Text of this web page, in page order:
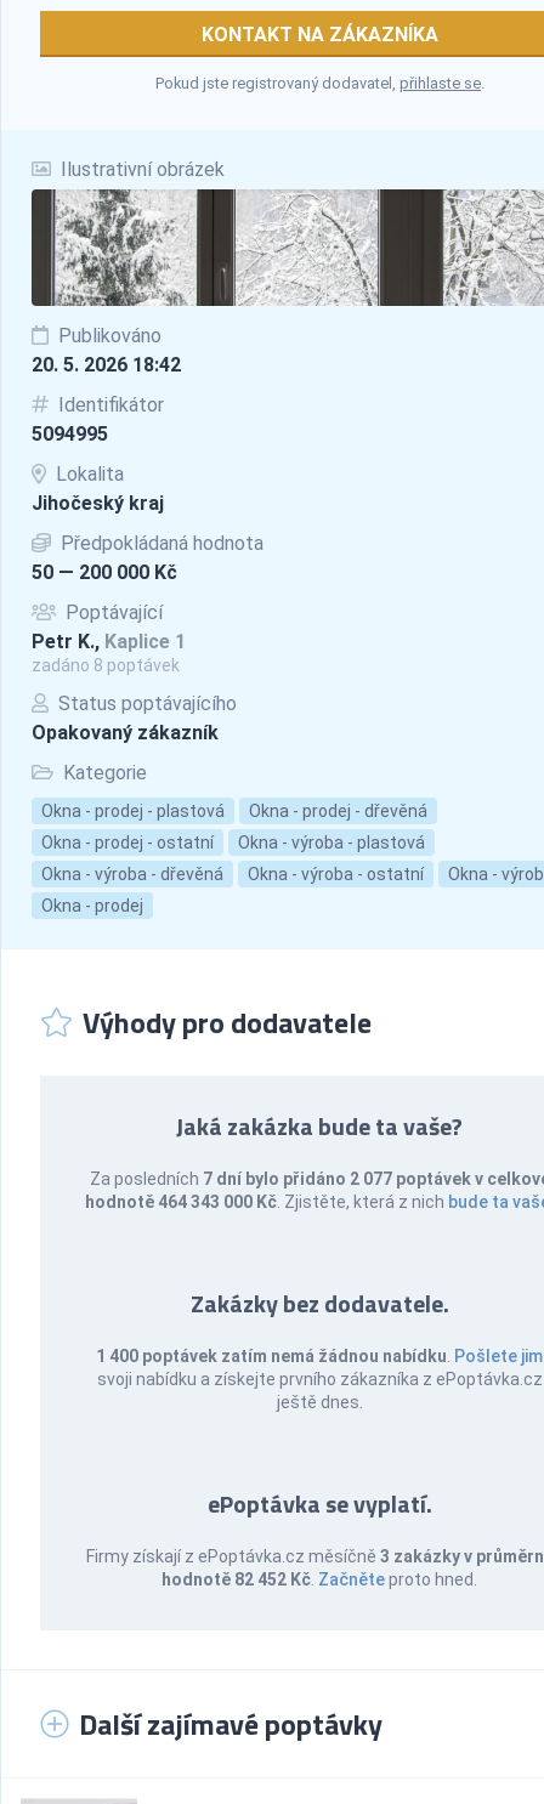
Ilustrativní obrázek
Publikováno
20. 5. 2026 18:42
Identifikátor
5094995
Lokalita
Jihočeský kraj
Předpokládaná hodnota
50 — 200 000 Kč
Poptávající
Petr K., Kaplice 1
zadáno 8 poptávek
Status poptávajícího
Opakovaný zákazník
Kategorie
Okna - prodej - plastová
Okna - prodej - dřevěná
Okna - prodej - ostatní
Okna - výroba - plastová
Okna - výroba - dřevěná
Okna - výroba - ostatní
Okna -
Okna - prodej
KONTAKT NA ZÁKAZNÍKA
Pokud jste registrovaný dodavatel, přihlaste se.
Výhody pro dodavatele
Jaká zakázka bude ta vaše?
Za posledních 7 dní bylo přidáno 2 077 poptávek v
hodnotě 464 343 000 Kč . Zjistěte, která z nich bude ta
Zakázky bez dodavatele.
1 400 poptávek zatím nemá žádnou nabídku Pošlete jim
svoji nabídku a získejte prvního zákazníka z ePoptávka.cz
ještě dnes.
ePoptávka se vyplatí.
Firmy získají z ePoptávka.cz měsíčně 3 zakázky v
hodnotě 82 452 Kč Začněteproto hned.
Další zajímavé poptávky